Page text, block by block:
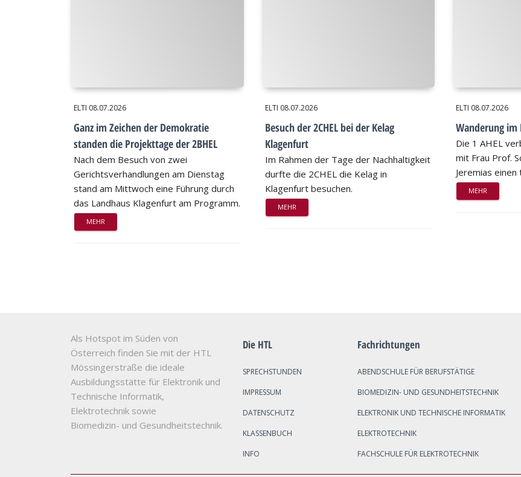
ELTI 08.07.2026
Ganz im Zeichen der Demokratie
standen die Projekttage der 2BHEL
Nach dem Besuch von zwei
Gerichtsverhandlungen am Dienstag
stand am Mittwoch eine Führung durch
das Landhaus Klagenfurt am Programm.
MEHR
ELTI 08.07.2026
Besuch der 2CHEL bei der Kelag
Klagenfurt
Im Rahmen der Tage der Nachhaltigkeit
durfte die 2CHEL die Kelag in
Klagenfurt besuchen.
MEHR
ELTI 08.07.2026
Wanderung
Die 1 AHEL
mit Frau Prof.
Jeremias einen
MEHR
Als Hotspot im Süden von
Österreich finden Sie mit der HTL
Mössingerstraße die ideale
Ausbildungsstätte für Elektronik und
Technische Informatik,
Elektrotechnik sowie
Biomedizin- und Gesundheitstechnik.
Die HTL
SPRECHSTUNDEN
IMPRESSUM
DATENSCHUTZ
KLASSENBUCH
INFO
Fachrichtungen
ABENDSCHULE FÜR BERUFSTÄTIGE
BIOMEDIZIN- UND GESUNDHEITSTECHNIK
ELEKTRONIK UND TECHNISCHE INFORMATIK
ELEKTROTECHNIK
FACHSCHULE FÜR ELEKTROTECHNIK